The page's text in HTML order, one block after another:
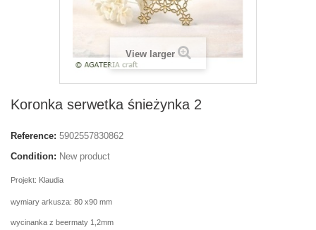
View larger
Koronka serwetka śnieżynka 2
Reference: 5902557830862
Condition: New product
Projekt: Klaudia
wymiary arkusza: 80 x90 mm
wycinanka z beermaty 1,2mm